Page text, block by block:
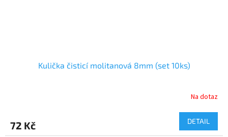
Kulička čisticí molitanová 8mm (set 10ks)
Na dotaz
72 Kč DETAIL